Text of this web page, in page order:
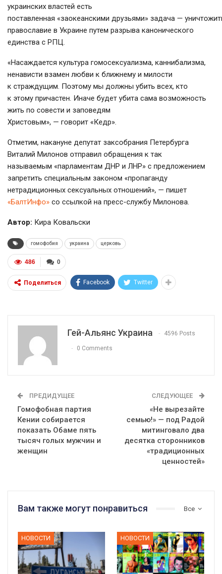
украинских властей есть
поставленная «заокеанскими друзьями» задача —
православие в Украине путем разрыва канонического
единства с РПЦ.
«Насаждается культура гомосексуализма, каннибализма,
ненависти взамен любви к ближнему и милости
к страждущим. Поэтому мы должны убить всех, кто
к этому причастен. Иначе будет убита сама возможность
жить по совести и заповедям
Христовым», — говорит «Кедр».
Отметим, накануне депутат заксобрания Петербурга
Виталий Милонов отправил обращения к так
называемым «парламентам ДНР и ЛНР» с предложением
запретить специальным законом «пропаганду
нетрадиционных сексуальных отношений», — пишет
«БалтИнфо» со ссылкой на пресс-службу Милонова.
Автор: Кира Ковальски
гомофобия украина церковь
0
486
Поделиться Facebook Twitter
Гей-Альянс Украина 4596 Posts
0 Comments
ПРЕДИДУЩЕЕ
Гомофобная партия
Кении собирается
показать Обаме пять
тысяч голых мужчин и
женщин
СЛЕДУЮЩЕЕ
«Не вырезайте
семью!» — под Радой
митинговало два
десятка сторонников
«традиционных
ценностей»
Все
Вам также могут понравиться
НОВОСТИ НОВОСТИ